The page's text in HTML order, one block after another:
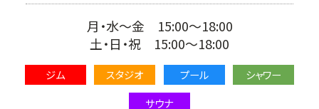
月・水～金 15:00～18:00
土・日・祝 15:00～18:00
ジム スタジオ プール
シャワー
サウナ